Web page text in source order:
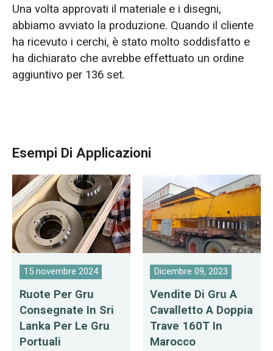
Una volta approvati il materiale e i disegni,
abbiamo avviato la produzione. Quando il cliente
ha ricevuto i cerchi, è stato molto soddisfatto e
ha dichiarato che avrebbe effettuato un ordine
aggiuntivo per 136 set.
Esempi Di Applicazioni
15 novembre 2024
Ruote Per Gru
Consegnate In Sri
Lanka Per Le Gru
Portuali
Dicembre 09, 2023
Vendite Di Gru A
Cavalletto A Doppia
Trave 160T In
Marocco